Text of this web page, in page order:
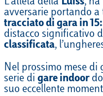
avversarie portando a
tracciato di gara in
distacco significativo
classificata,
Nel prossimo mese
serie di gare indoor
suo eccellente